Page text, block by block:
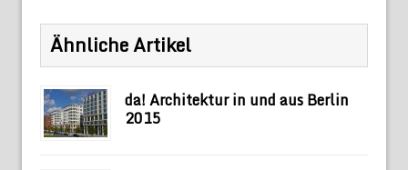
Ähnliche Artikel
da! Architektur in und aus Berlin
2015